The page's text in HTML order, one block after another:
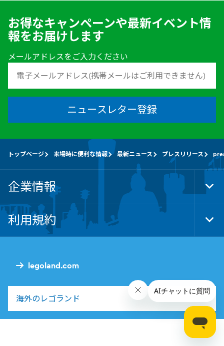
お得なキャンペーンや最新イベント情
報をお届けします
メールアドレスをご入力ください
ニュースレター登録
legoland.com
海外のレゴランド
トップページ 来場時に便利な情報 最新ニュース プレスリリース
企業情報
利用規約